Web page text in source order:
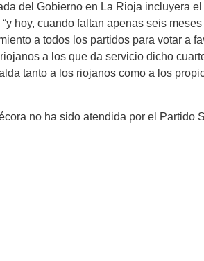
del Gobierno en La Rioja incluyera
hoy, cuando faltan apenas seis
a todos los partidos para votar a
a los que da servicio dicho
tanto a los riojanos como a los
no ha sido atendida por el Partido